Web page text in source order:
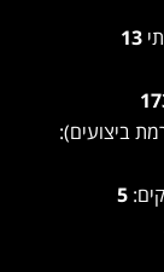
ביצועים):